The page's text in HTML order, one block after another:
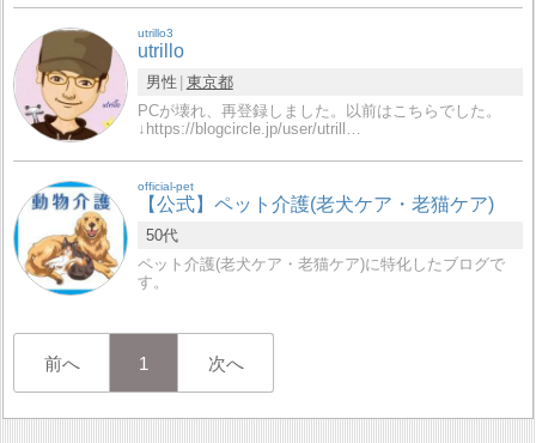
utrillo3
utrillo
男性 東京都
PCが壊れ、再登録しました。以前はこちらでした。
↓https://blogcircle.jp/user/utrill…
official-pet
【公式】ペット介護(老犬ケア・老猫ケア)
50代
ペット介護(老犬ケア・老猫ケア)に特化したブログで
す。
前へ 1 次へ